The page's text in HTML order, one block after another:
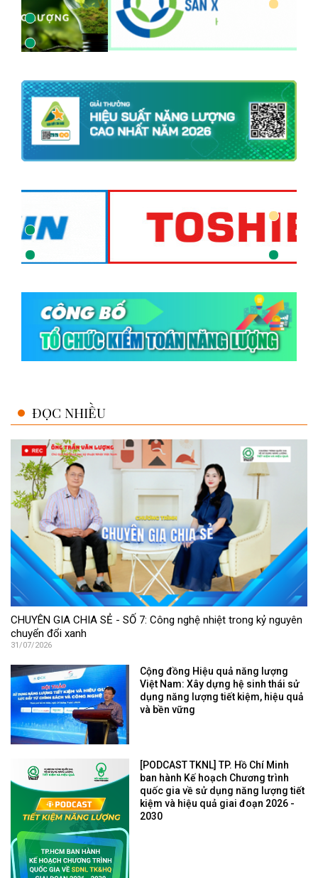
ĐỌC NHIỀU
CHUYÊN GIA CHIA SẺ - SỐ 7: Công nghệ nhiệt trong kỷ nguyên
chuyển đổi xanh
31/07/2026
Cộng đồng Hiệu quả năng lượng
Việt Nam: Xây dựng hệ sinh thái sử
dụng năng lượng tiết kiệm, hiệu quả
và bền vững
[PODCAST TKNL] TP. Hồ Chí Minh
ban hành Kế hoạch Chương trình
quốc gia về sử dụng năng lượng tiết
kiệm và hiệu quả giai đoạn 2026 -
2030